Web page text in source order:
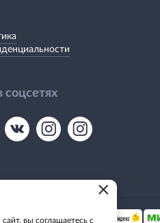
соцсетях
×
вы соглашаетесь с